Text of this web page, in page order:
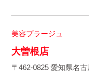
美容プラージュ
大曽根店
〒462-0825 愛知県名